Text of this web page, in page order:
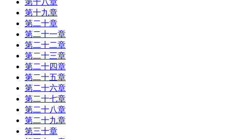
第十八章
第十九章
第二十章
第二十一章
第二十二章
第二十三章
第二十四章
第二十五章
第二十六章
第二十七章
第二十八章
第二十九章
第三十章